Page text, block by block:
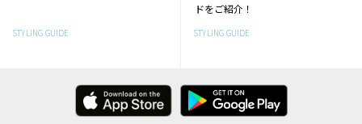
STYLING GUIDE
ドをご紹介！
STYLING GUIDE